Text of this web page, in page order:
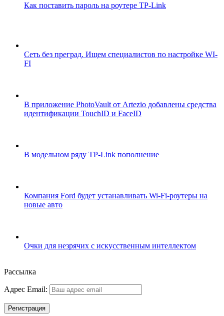
Как поставить пароль на роутере TP-Link
Сеть без преград. Ищем специалистов по настройке WI-
FI
В приложение PhotoVault от Artezio добавлены средства
идентификации TouchID и FaceID
В модельном ряду TP-Link пополнение
Компания Ford будет устанавливать Wi-Fi-роутеры на
новые авто
Очки для незрячих с искусственным интеллектом
Рассылка
Адрес Email: